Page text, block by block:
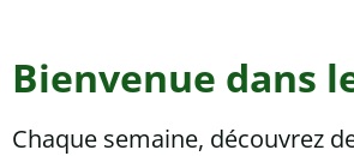
Bienvenue dans
Chaque semaine, découvrez